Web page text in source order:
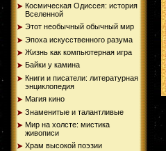
Космическая Одиссея: история
Вселенной
Этот необычный обычный мир
Эпоха искусственного разума
Жизнь как компьютерная игра
Байки у камина
Книги и писатели: литературная
энциклопедия
Магия кино
Знаменитые и талантливые
Мир на холсте: мистика
живописи
Храм высокой поэзии